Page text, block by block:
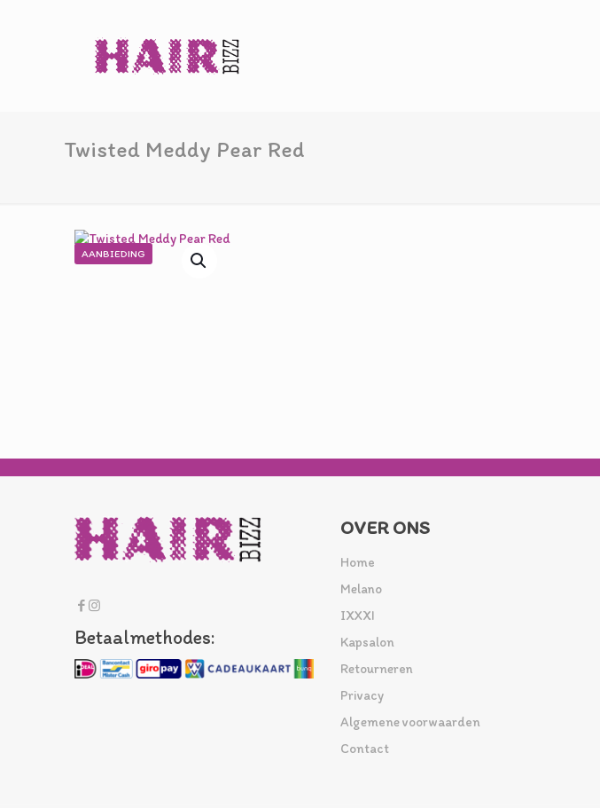
Twisted Meddy Pear Red
AANBIEDING
Betaalmethodes:
OVER ONS
Home
Melano
IXXXI
Kapsalon
Retourneren
Privacy
Algemene voorwaarden
Contact